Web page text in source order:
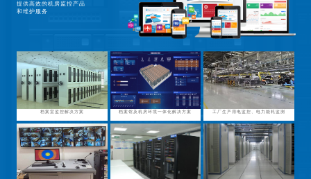
提供高效的机房监控产品
和维护服务
档案室监控解决方案 档案馆及机房环境一体化解决方案 工厂生产用电监控、电力能耗监测